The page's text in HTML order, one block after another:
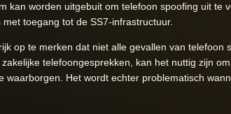
kan worden uitgebuit om telefoon spoofing uit
met toegang tot de SS7-infrastructuur.
op te merken dat niet alle gevallen van
telefoongesprekken, kan het nuttig zijn
waarborgen. Het wordt echter problematisch